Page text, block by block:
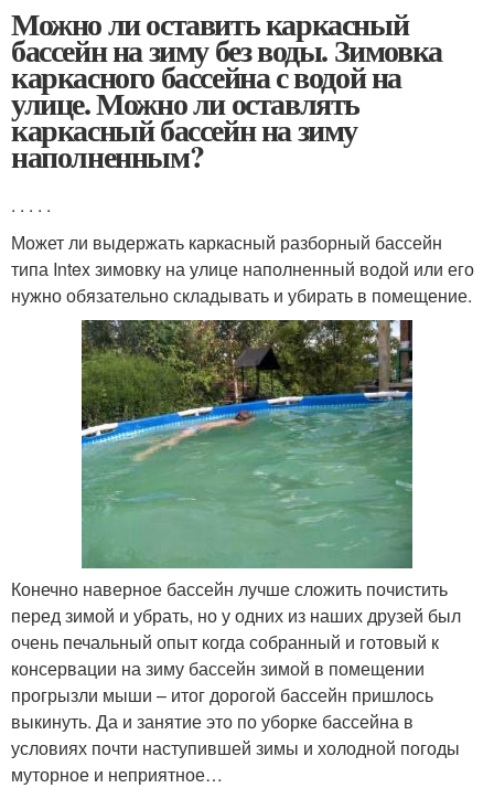
Можно ли оставить каркасный
бассейн на зиму без воды. Зимовка
каркасного бассейна с водой на
улице. Можно ли оставлять
каркасный бассейн на зиму
наполненным?
. . . . .
Может ли выдержать каркасный разборный бассейн
типа Intex зимовку на улице наполненный водой или его
нужно обязательно складывать и убирать в помещение.
Конечно наверное бассейн лучше сложить почистить
перед зимой и убрать, но у одних из наших друзей был
очень печальный опыт когда собранный и готовый к
консервации на зиму бассейн зимой в помещении
прогрызли мыши – итог дорогой бассейн пришлось
выкинуть. Да и занятие это по уборке бассейна в
условиях почти наступившей зимы и холодной погоды
муторное и неприятное…